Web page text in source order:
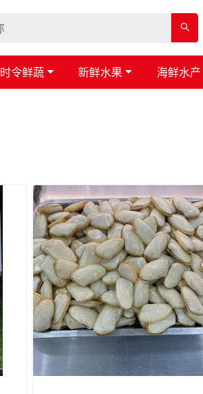
时令鲜蔬 新鲜水果 海鲜水产